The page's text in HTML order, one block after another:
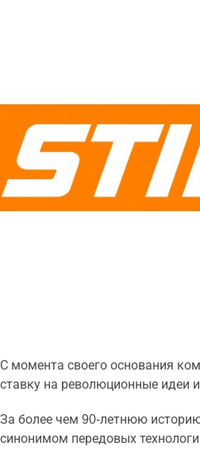
С момента своего основания
ставку на революционные идеи
За более чем 90-летнюю
синонимом передовых